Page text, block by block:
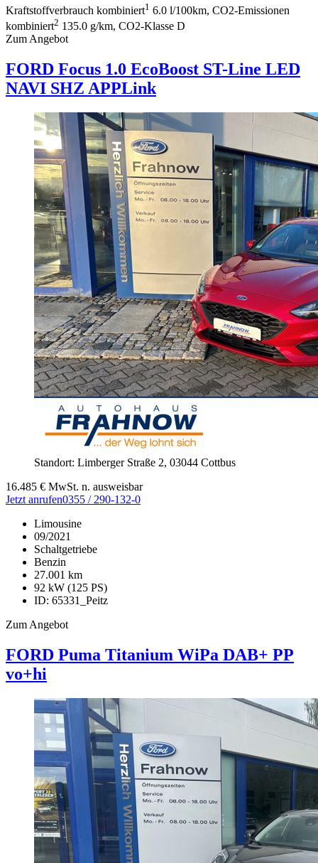
Kraftstoffverbrauch kombiniert1 6.0 l/100km, CO2-Emissionen
kombiniert2 135.0 g/km, CO2-Klasse D
Zum Angebot
FORD Focus 1.0 EcoBoost ST-Line LED
NAVI SHZ APPLink
Standort: Limberger Straße 2, 03044 Cottbus
16.485 € MwSt. n. ausweisbar
Jetzt anrufen0355 / 290-132-0
Limousine
09/2021
Schaltgetriebe
Benzin
27.001 km
92 kW (125 PS)
ID: 65331_Peitz
Zum Angebot
FORD Puma Titanium WiPa DAB+ PP
vo+hi